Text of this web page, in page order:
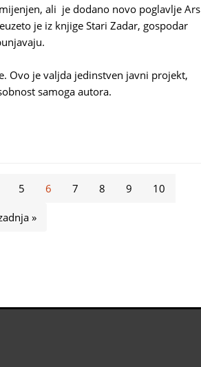
ali je dodano novo poglavlje Ars
je iz knjige Stari Zadar, gospodar
Ovo je valjda jedinstven javni projekt,
samoga autora.
5 6 7 8 9 10
»